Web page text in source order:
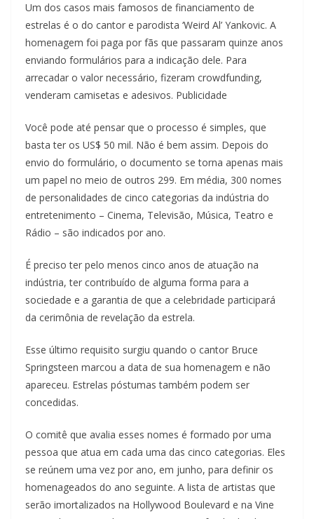
Um dos casos mais famosos de financiamento de
estrelas é o do cantor e parodista ‘Weird Al’ Yankovic. A
homenagem foi paga por fãs que passaram quinze anos
enviando formulários para a indicação dele. Para
arrecadar o valor necessário, fizeram crowdfunding,
venderam camisetas e adesivos. Publicidade
Você pode até pensar que o processo é simples, que
basta ter os US$ 50 mil. Não é bem assim. Depois do
envio do formulário, o documento se torna apenas mais
um papel no meio de outros 299. Em média, 300 nomes
de personalidades de cinco categorias da indústria do
entretenimento – Cinema, Televisão, Música, Teatro e
Rádio – são indicados por ano.
É preciso ter pelo menos cinco anos de atuação na
indústria, ter contribuído de alguma forma para a
sociedade e a garantia de que a celebridade participará
da cerimônia de revelação da estrela.
Esse último requisito surgiu quando o cantor Bruce
Springsteen marcou a data de sua homenagem e não
apareceu. Estrelas póstumas também podem ser
concedidas.
O comitê que avalia esses nomes é formado por uma
pessoa que atua em cada uma das cinco categorias. Eles
se reúnem uma vez por ano, em junho, para definir os
homenageados do ano seguinte. A lista de artistas que
serão imortalizados na Hollywood Boulevard e na Vine